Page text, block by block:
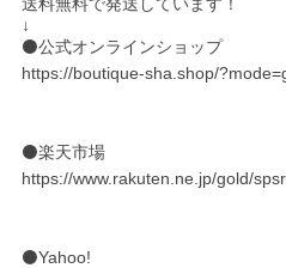
↓
⚫️公式オンラインショップ
https://boutique-sha.shop/
⚫️楽天市場
https://www.rakuten.ne.jp/gold/
⚫️Yahoo!